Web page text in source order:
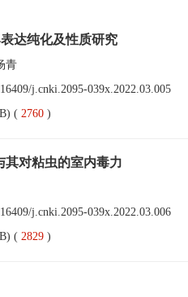
表达纯化及性质研究
青
j.cnki.2095-039x.2022.03.005
( 2760 )
其对粘虫的室内毒力
j.cnki.2095-039x.2022.03.006
( 2829 )